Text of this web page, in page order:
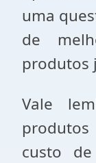
uma
de
produtos
Vale
custo